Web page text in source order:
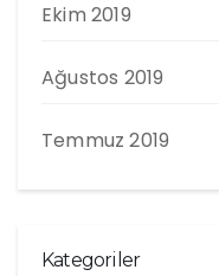
Ekim 2019
Ağustos 2019
Temmuz 2019
Kategoriler